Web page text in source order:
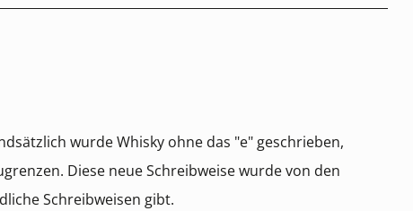
wurde Whisky ohne das "e" geschrieben,
Diese neue Schreibweise wurde von den
Schreibweisen gibt.